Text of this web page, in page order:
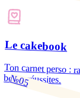
Le cakebook
Ton carnet perso :
belles réussites.
№05